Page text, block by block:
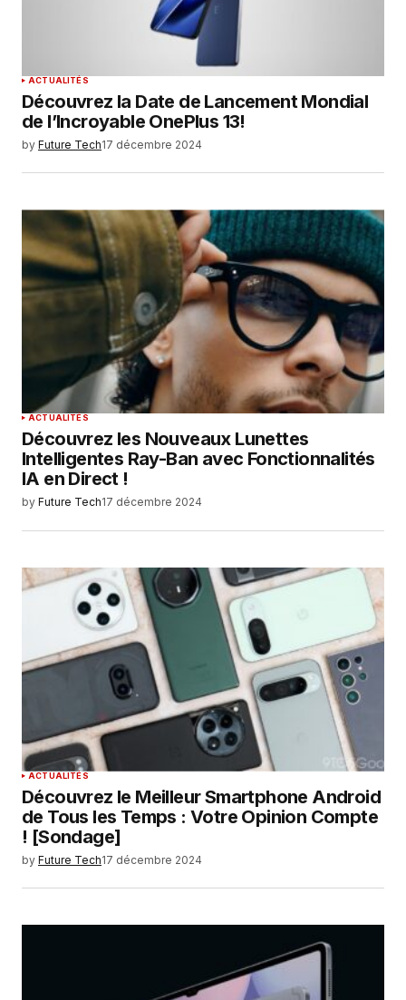
ACTUALITÉS
Découvrez la Date de Lancement Mondial
de l’Incroyable OnePlus 13!
by Future Tech17 décembre 2024
ACTUALITÉS
Découvrez les Nouveaux Lunettes
Intelligentes Ray-Ban avec Fonctionnalités
IA en Direct !
by Future Tech17 décembre 2024
ACTUALITÉS
Découvrez le Meilleur Smartphone Android
de Tous les Temps : Votre Opinion Compte
! [Sondage]
by Future Tech17 décembre 2024